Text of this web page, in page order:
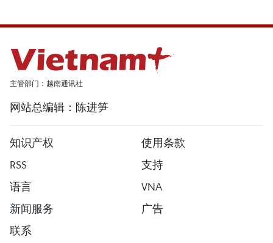
主管部门：越南通讯社
网站总编辑：陈进笋
知识产权
使用条款
RSS
支持
语言
VNA
新闻服务
广告
联系